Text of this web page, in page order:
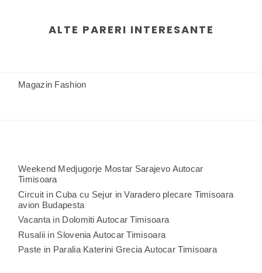
ALTE PARERI INTERESANTE
Magazin Fashion
Weekend Medjugorje Mostar Sarajevo Autocar
Timisoara
Circuit in Cuba cu Sejur in Varadero plecare Timisoara
avion Budapesta
Vacanta in Dolomiti Autocar Timisoara
Rusalii in Slovenia Autocar Timisoara
Paste in Paralia Katerini Grecia Autocar Timisoara